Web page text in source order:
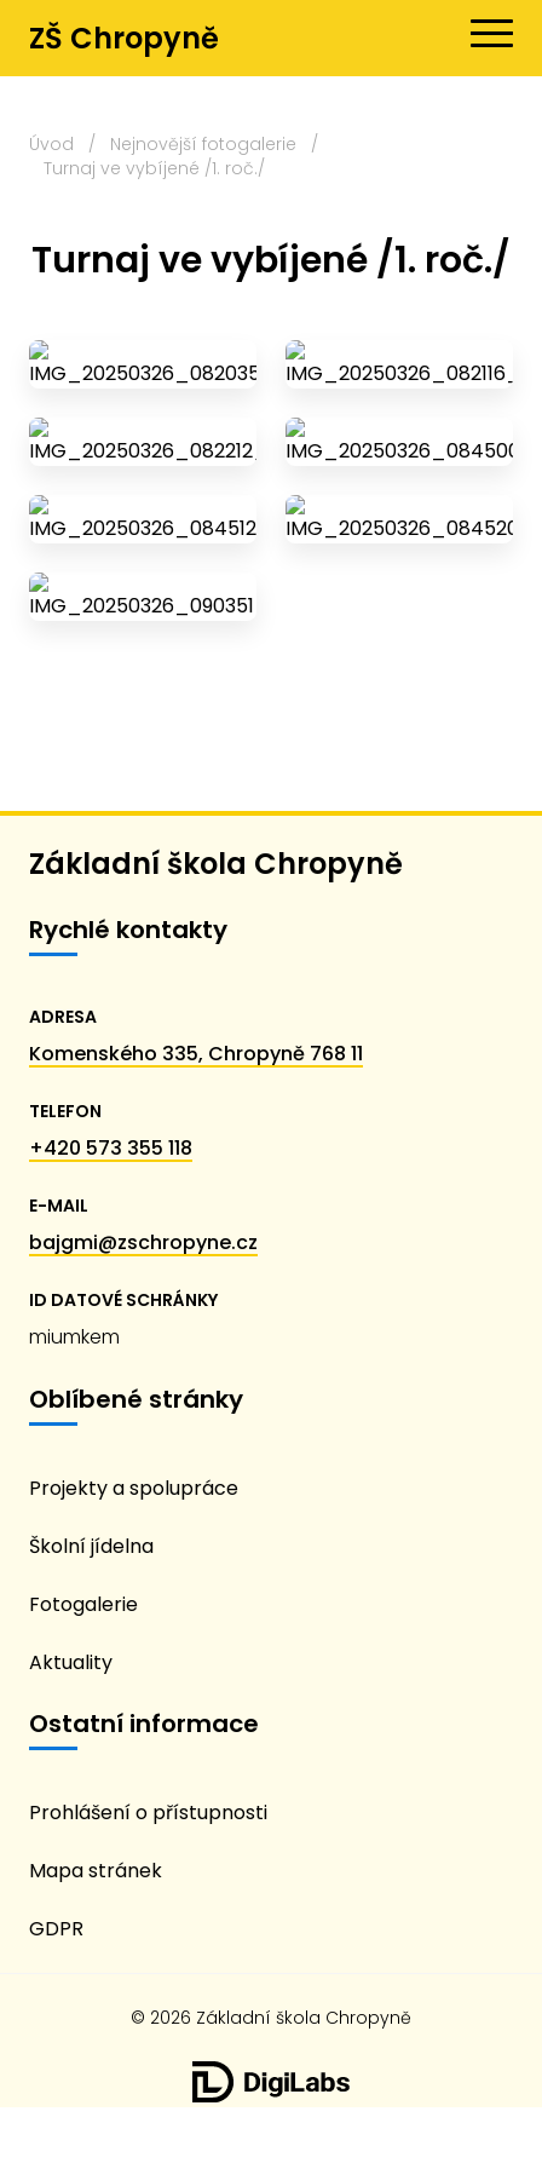
ZŠ Chropyně
Úvod / Nejnovější fotogalerie
/
Turnaj ve vybíjené /1. roč./
Turnaj ve vybíjené /1. roč./
Základní škola Chropyně
Rychlé kontakty
ADRESA
Komenského 335, Chropyně 768 11
TELEFON
+420 573 355 118
E-MAIL
bajgmi@zschropyne.cz
ID DATOVÉ SCHRÁNKY
miumkem
Oblíbené stránky
Projekty a spolupráce
Školní jídelna
Fotogalerie
Aktuality
Ostatní informace
Prohlášení o přístupnosti
Mapa stránek
GDPR
© 2026 Základní škola Chropyně